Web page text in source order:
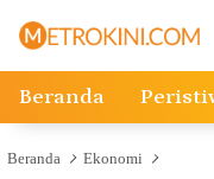
Beranda
Beranda Ekonomi